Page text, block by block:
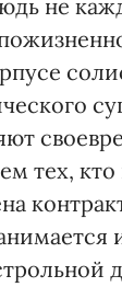
не
тех,